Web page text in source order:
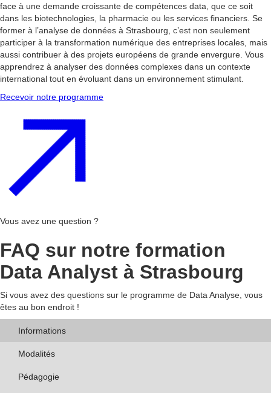
face à une demande croissante de compétences data, que ce soit
dans les biotechnologies, la pharmacie ou les services financiers. Se
former à l’analyse de données à Strasbourg, c’est non seulement
participer à la transformation numérique des entreprises locales, mais
aussi contribuer à des projets européens de grande envergure. Vous
apprendrez à analyser des données complexes dans un contexte
international tout en évoluant dans un environnement stimulant.
Recevoir notre programme
Vous avez une question ?
FAQ sur notre formation
Data Analyst à Strasbourg
Si vous avez des questions sur le programme de Data Analyse, vous
êtes au bon endroit !
Informations
Modalités
Pédagogie